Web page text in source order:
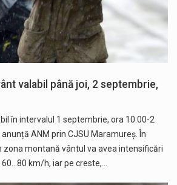
valabil până joi, 2 septembrie,
în intervalul 1 septembrie, ora 10:00-2
ANM prin CJSU Maramureș. În
zona montană vântul va avea intensificări
km/h, iar pe creste,…